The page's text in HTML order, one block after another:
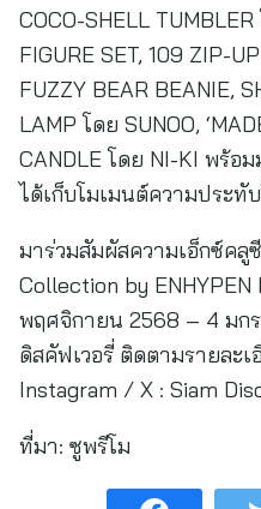
COCO-SHELL
FIGURE SET, 109 ZIP-
FUZZY BEAR BEANIE,
LAMP โดย SUNOO,
CANDLE โดย NI-KI พร้
ได้เก็บโมเมนต์ความประทั
มาร่วมสัมผัสความเอ็กซ์คลู
Collection by ENHYPEN
พฤศจิกายน 2568 – 4 มก
ดิสคัฟเวอรี่ ติดตามรายละ
Instagram / X : Siam
ที่มา: ซูพรีโม